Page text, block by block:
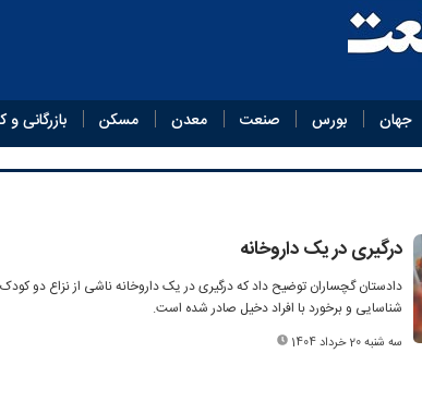
جهان بورس صنعت معدن مسکن بازرگانی
درگیری در یک داروخانه
دادستان گچساران توضیح داد که درگیری در یک داروخانه ناشی از نزاع دو
شناسایی و برخورد با افراد دخیل صادر شده است.
سه شنبه 20 خرداد 1404